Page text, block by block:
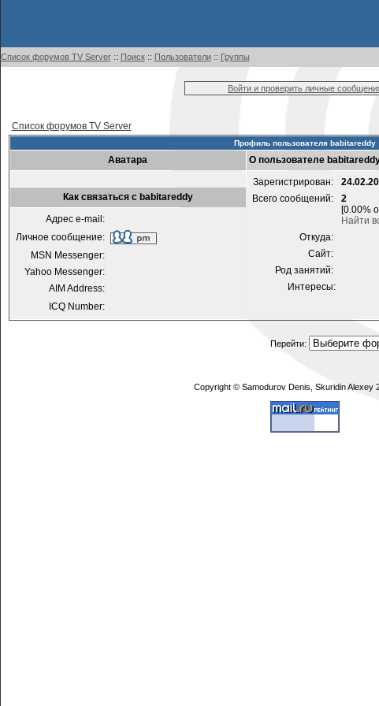
Список форумов TV Server:: Поиск:: Пользователи:: Группы
Войти и проверить личные
Список форумов TV Server
Профиль пользователя babitareddy
Аватара
О пользователе
Зарегистрирован:
Всего сообщений:
2
[0.00%
Найти
Откуда:
Сайт:
Род занятий:
Интересы:
Как связаться с babitareddy
Адрес e-mail:
Личное сообщение:
MSN Messenger:
Yahoo Messenger:
AIM Address:
ICQ Number:
Перейти:
Copyright © Samodurov Denis, Skuridin Alexey